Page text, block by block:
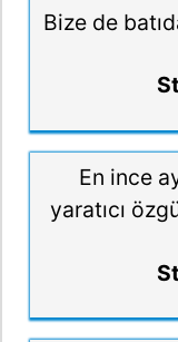
Bize de
En ince
yaratıcı